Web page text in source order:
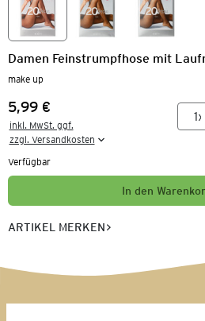
Damen Feinstrumpfhose mit
make up
Preis:
5,99 €
inkl. MwSt. ggf.
zzgl. Versandkosten
Verfügbar
In den
ARTIKEL MERKEN